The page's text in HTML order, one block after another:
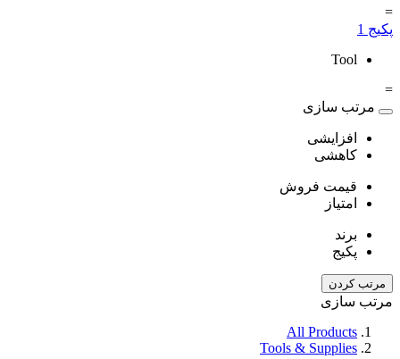
=
پکیج 1
Tool
=
مرتب سازی
افزایشی
کاهشی
قیمت فروش
امتیاز
برند
پکیج
مرتب کردن
مرتب سازی
All Products
Tools & Supplies